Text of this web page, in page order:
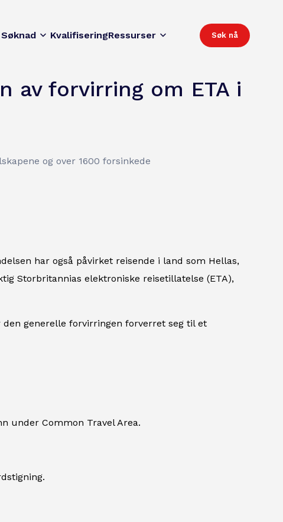
Søknad KvalifiseringRessurser Søk nå
av forvirring om ETA i
og over 1600 forsinkede
har også påvirket reisende i land som Hellas,
Storbritannias elektroniske reisetillatelse (ETA),
generelle forvirringen forverret seg til et
under Common Travel Area.